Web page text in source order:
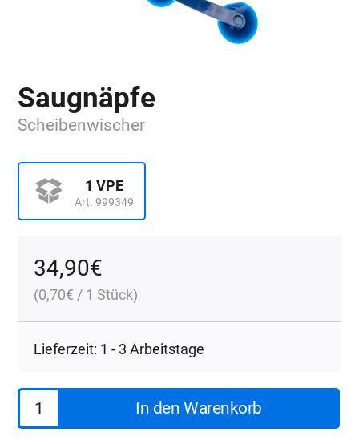
Saugnäpfe
Scheibenwischer
1 VPE
Art. 999349
34,90€
(0,70€ / 1 Stück)
Lieferzeit: 1 - 3 Arbeitstage
Koch
Chemie
In den Warenkorb